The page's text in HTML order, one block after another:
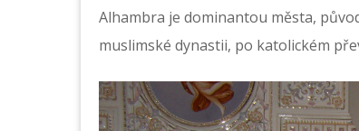
Alhambra je dominantou města,
muslimské dynastii, po katolickém